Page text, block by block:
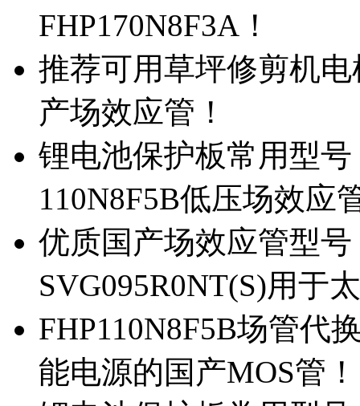
FHP170N8F3A！
推荐可用草坪修剪机电
产场效应管！
锂电池保护板常用型号
110N8F5B低压场效应
优质国产场效应管型
SVG095R0NT(S)用于
FHP110N8F5B场管代
能电源的国产MOS管！